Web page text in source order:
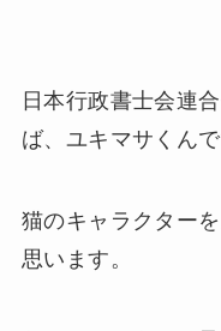
日本行政書士会連
ば、ユキマサくんで
猫のキャラクター
思います。